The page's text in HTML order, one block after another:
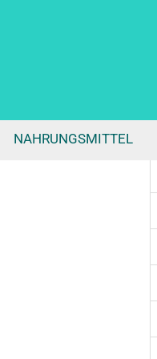
NAHRUNGSMITTEL